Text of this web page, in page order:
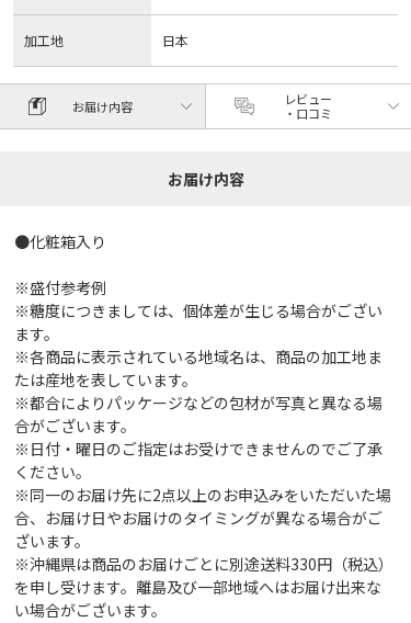
加工地 日本
お届け内容
レビュー
・口コミ
お届け内容
●化粧箱入り
※盛付参考例
※糖度につきましては、個体差が生じる場合がござい
ます。
※各商品に表示されている地域名は、商品の加工地ま
たは産地を表しています。
※都合によりパッケージなどの包材が写真と異なる場
合がございます。
※日付・曜日のご指定はお受けできませんのでご了承
ください。
※同一のお届け先に2点以上のお申込みをいただいた場
合、お届け日やお届けのタイミングが異なる場合がご
ざいます。
※沖縄県は商品のお届けごとに別途送料330円（税込）
を申し受けます。離島及び一部地域へはお届け出来な
い場合がございます。